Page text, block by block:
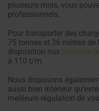
plusieurs mois, vous
professionnels.
Pour transporter des
75 tonnes et 36 mètres
disposition nos camions
à 110 t/m.
Nous disposons
aussi bien intérieur
meilleure régulation de